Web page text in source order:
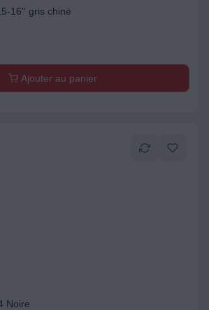
16'' gris chiné
Ajouter au panier
Noire